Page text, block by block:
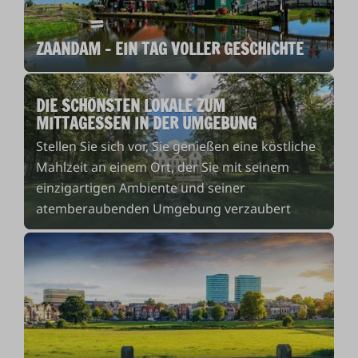
ZAANDAM - EIN TAG VOLLER GESCHICHTE
DIE SCHÖNSTEN LOKALE ZUM
MITTAGESSEN IN DER UMGEBUNG
Stellen Sie sich vor, Sie genießen eine köstliche
Mahlzeit an einem Ort, der Sie mit seinem
einzigartigen Ambiente und seiner
atemberaubenden Umgebung verzaubert